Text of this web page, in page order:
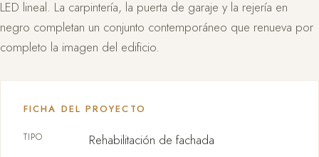
LED lineal. La carpintería, la puerta de garaje y la rejería en
negro completan un conjunto contemporáneo que renueva por
completo la imagen del edificio.
FICHA DEL PROYECTO
TIPO Rehabilitación de fachada